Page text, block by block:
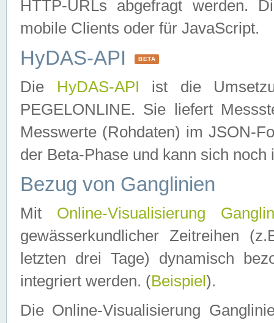
HTTP-URLs abgefragt werden.
mobile Clients oder für JavaScript.
HyDAS-API BETA
Die HyDAS-API ist die
PEGELONLINE. Sie liefert
Messwerte (Rohdaten) im JSON-
der Beta-Phase und kann sich noch
Bezug von Ganglinien
Mit Online-Visualisierung
gewässerkundlicher Zeitreihen
letzten drei Tage) dynamisch
integriert werden. (Beispiel ).
Die Online-Visualisierung